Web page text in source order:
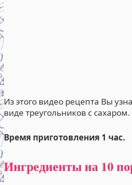
Из этого видео рецепта Вы
виде треугольников с
Время приготовления 1 час.
Ингредиенты на 10